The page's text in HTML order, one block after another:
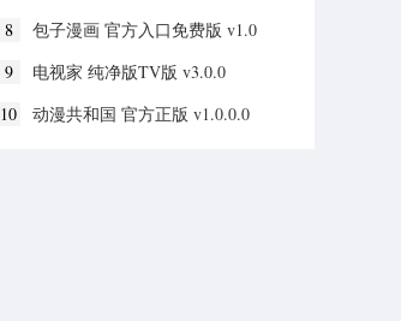
8
包子漫画 官方入口免费版 v1.0
9
电视家 纯净版TV版 v3.0.0
10
动漫共和国 官方正版 v1.0.0.0